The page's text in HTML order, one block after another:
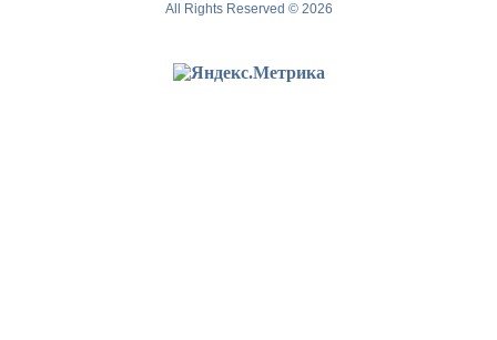
All Rights Reserved © 2026